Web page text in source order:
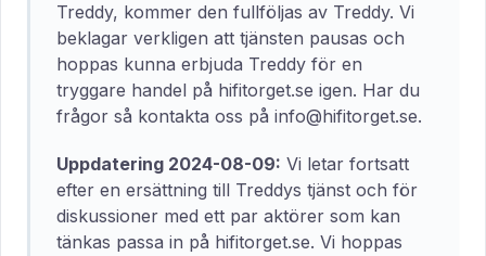
Treddy, kommer den fullföljas av Treddy. Vi
beklagar verkligen att tjänsten pausas och
hoppas kunna erbjuda Treddy för en
tryggare handel på hifitorget.se igen. Har du
frågor så kontakta oss på info@hifitorget.se.
Uppdatering 2024-08-09: Vi letar fortsatt
efter en ersättning till Treddys tjänst och för
diskussioner med ett par aktörer som kan
tänkas passa in på hifitorget.se. Vi hoppas